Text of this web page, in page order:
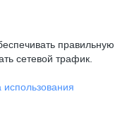
правильную
сетевой трафик.
использования